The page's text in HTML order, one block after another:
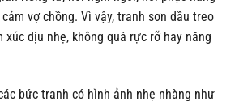
vợ chồng. Vì vậy, tranh sơn dầu treo
xúc dịu nhẹ, không quá rực rỡ hay năng
bức tranh có hình ảnh nhẹ nhàng như